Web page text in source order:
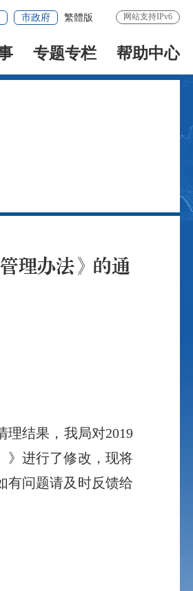
市政府 繁體版 网站支持IPv6
专题专栏 帮助中心
理办法》的通
理结果，我局对2019
》进行了修改，现将
有问题请及时反馈给